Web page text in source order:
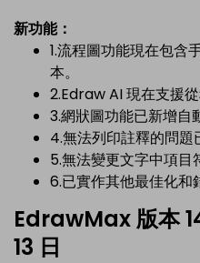
新功能：
1.流程圖功能現在包含
本。
2.Edraw AI 現在支援從
3.網狀圖功能已新增自
4.無法列印註釋的問題
5.無法變更文字中項目
6.已實作其他最佳化和
EdrawMax 版本
13 日